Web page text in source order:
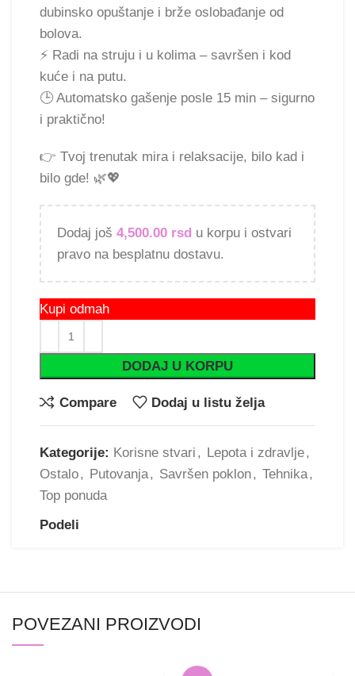
dubinsko opuštanje i brže oslobađanje od
bolova.
⚡ Radi na struju i u kolima – savršen i kod
kuće i na putu.
🕒 Automatsko gašenje posle 15 min – sigurno
i praktično!
👉 Tvoj trenutak mira i relaksacije, bilo kad i
bilo gde! 🌿💖
Dodaj još 4,500.00 rsd u korpu i ostvari
pravo na besplatnu dostavu.
DODAJ U KORPU
Kupi odmah
Compare Dodaj u listu želja
Kategorije: Korisne stvari , Lepota i zdravlje,
Ostalo, Putovanja, Savršen poklon, Tehnika,
Top ponuda
Podeli
POVEZANI PROIZVODI